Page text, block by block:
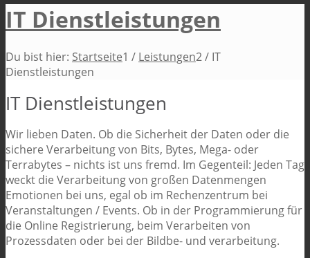
IT Dienstleistungen
Du bist hier: Startseite1 / Leistungen2/ IT
Dienstleistungen
IT Dienstleistungen
Wir lieben Daten. Ob die Sicherheit der Daten oder die
sichere Verarbeitung von Bits, Bytes, Mega- oder
Terrabytes – nichts ist uns fremd. Im Gegenteil: Jeden Tag
weckt die Verarbeitung von großen Datenmengen
Emotionen bei uns, egal ob im Rechenzentrum bei
Veranstaltungen / Events. Ob in der Programmierung für
die Online Registrierung, beim Verarbeiten von
Prozessdaten oder bei der Bildbe- und verarbeitung.